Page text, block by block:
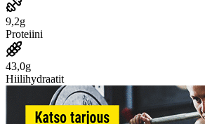
9,2g
Proteiini
43,0g
Hiilihydraatit